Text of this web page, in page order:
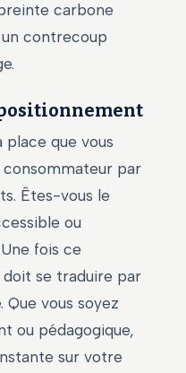
carbone
contrecoup
que vous
consommateur par
Êtes-vous le
ou
fois ce
se traduire par
Que vous soyez
ou pédagogique,
sur votre